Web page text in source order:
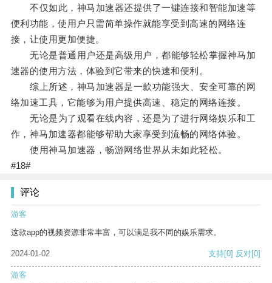
不仅如此，神马加速器还提供了一键连接和智能加速等
便利功能，使用户只需简单操作就能享受到高速的网络连
接，让使用更加便捷。
无论是普通用户还是高级用户，都能够轻松掌握神马加
速器的使用方法，体验到它带来的快速和便利。
综上所述，神马加速器是一款功能强大、安全可靠的网
络加速工具，它能够为用户提供高速、稳定的网络连接。
无论是为了观看在线内容，还是为了进行网络娱乐和工
作，神马加速器都能够帮助大家享受到流畅的网络体验。
使用神马加速器，畅游网络世界从未如此轻松。
#18#
评论
游客
这款app的视频资源非常丰富，可以满足我不同的娱乐需求。
2024-01-02 支持[0] 反对[0]
游客